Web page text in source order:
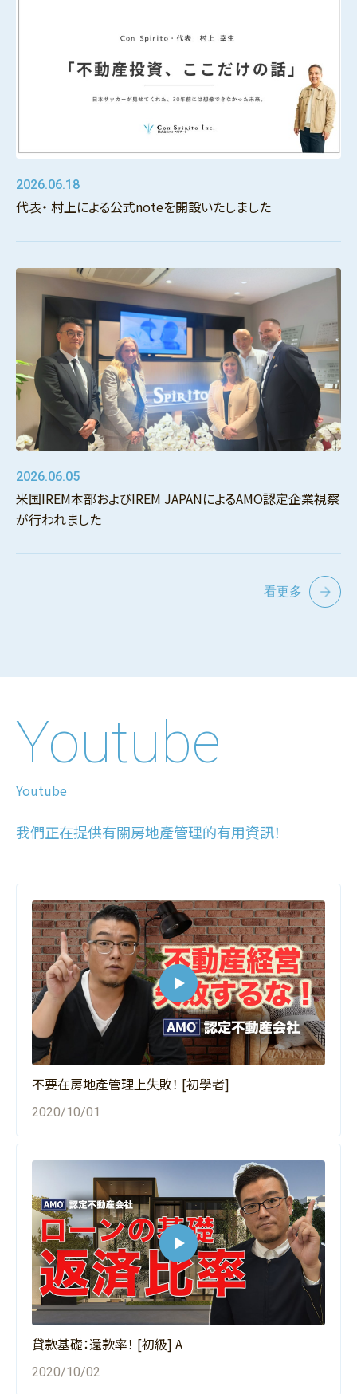
2026.06.18
代表・ 村上による公式noteを開設いたしました
2026.06.05
米国IREM本部およびIREM JAPANによるAMO認定企業視察
が行われました
看更多
Youtube
Youtube
我們正在提供有關房地產管理的有用資訊！
不要在房地產管理上失敗！ [初學者]
2020/10/01
貸款基礎：還款率！ [初級] A
2020/10/02